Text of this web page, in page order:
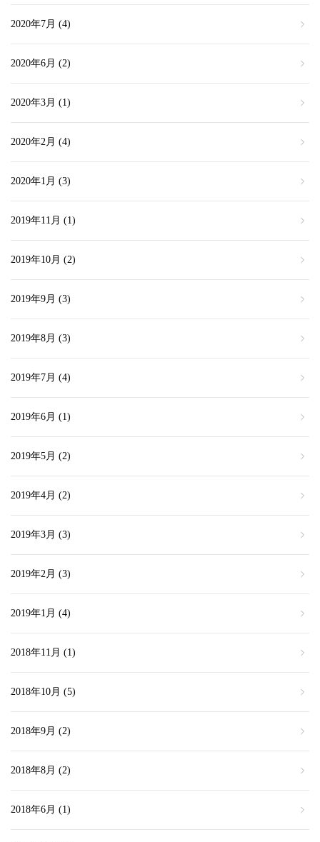
2020年7月 (4)
2020年6月 (2)
2020年3月 (1)
2020年2月 (4)
2020年1月 (3)
2019年11月 (1)
2019年10月 (2)
2019年9月 (3)
2019年8月 (3)
2019年7月 (4)
2019年6月 (1)
2019年5月 (2)
2019年4月 (2)
2019年3月 (3)
2019年2月 (3)
2019年1月 (4)
2018年11月 (1)
2018年10月 (5)
2018年9月 (2)
2018年8月 (2)
2018年6月 (1)